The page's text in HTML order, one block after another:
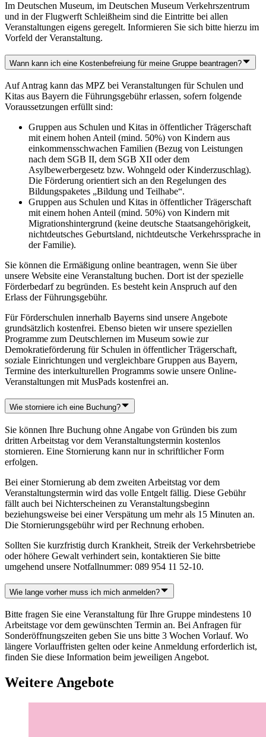
Im Deutschen Museum, im Deutschen Museum Verkehrszentrum
und in der Flugwerft Schleißheim sind die Eintritte bei allen
Veranstaltungen eigens geregelt. Informieren Sie sich bitte hierzu im
Vorfeld der Veranstaltung.
Wann kann ich eine Kostenbefreiung für meine Gruppe beantragen?
Auf Antrag kann das MPZ bei Veranstaltungen für Schulen und
Kitas aus Bayern die Führungsgebühr erlassen, sofern folgende
Voraussetzungen erfüllt sind:
Gruppen aus Schulen und Kitas in öffentlicher Trägerschaft
mit einem hohen Anteil (mind. 50%) von Kindern aus
einkommensschwachen Familien (Bezug von Leistungen
nach dem SGB II, dem SGB XII oder dem
Asylbewerbergesetz bzw. Wohngeld oder Kinderzuschlag).
Die Förderung orientiert sich an den Regelungen des
Bildungspaketes „Bildung und Teilhabe“.
Gruppen aus Schulen und Kitas in öffentlicher Trägerschaft
mit einem hohen Anteil (mind. 50%) von Kindern mit
Migrationshintergrund (keine deutsche Staatsangehörigkeit,
nichtdeutsches Geburtsland, nichtdeutsche Verkehrssprache in
der Familie).
Sie können die Ermäßigung online beantragen, wenn Sie über
unsere Website eine Veranstaltung buchen. Dort ist der spezielle
Förderbedarf zu begründen. Es besteht kein Anspruch auf den
Erlass der Führungsgebühr.
Für Förderschulen innerhalb Bayerns sind unsere Angebote
grundsätzlich kostenfrei. Ebenso bieten wir unsere speziellen
Programme zum Deutschlernen im Museum sowie zur
Demokratieförderung für Schulen in öffentlicher Trägerschaft,
soziale Einrichtungen und vergleichbare Gruppen aus Bayern,
Termine des interkulturellen Programms sowie unsere Online-
Veranstaltungen mit MusPads kostenfrei an.
Wie storniere ich eine Buchung?
Sie können Ihre Buchung ohne Angabe von Gründen bis zum
dritten Arbeitstag vor dem Veranstaltungstermin kostenlos
stornieren. Eine Stornierung kann nur in schriftlicher Form
erfolgen.
Bei einer Stornierung ab dem zweiten Arbeitstag vor dem
Veranstaltungstermin wird das volle Entgelt fällig. Diese Gebühr
fällt auch bei Nichterscheinen zu Veranstaltungsbeginn
beziehungsweise bei einer Verspätung um mehr als 15 Minuten an.
Die Stornierungsgebühr wird per Rechnung erhoben.
Sollten Sie kurzfristig durch Krankheit, Streik der Verkehrsbetriebe
oder höhere Gewalt verhindert sein, kontaktieren Sie bitte
umgehend unsere Notfallnummer: 089 954 11 52-10.
Wie lange vorher muss ich mich anmelden?
Bitte fragen Sie eine Veranstaltung für Ihre Gruppe mindestens 10
Arbeitstage vor dem gewünschten Termin an. Bei Anfragen für
Sonderöffnungszeiten geben Sie uns bitte 3 Wochen Vorlauf. Wo
längere Vorlauffristen gelten oder keine Anmeldung erforderlich ist,
finden Sie diese Information beim jeweiligen Angebot.
Weitere Angebote